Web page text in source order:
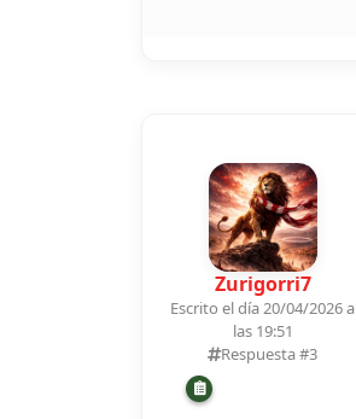
Zurigorri7
Escrito el día 20/04/2026 a
las 19:51
Respuesta #3